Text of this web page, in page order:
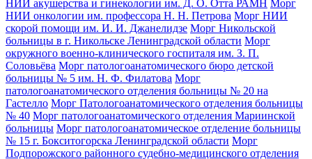
НИИ акушерства и гинекологии им. Д. О. Отта РАМН Морг
НИИ онкологии им. профессора Н. Н. Петрова Морг НИИ
скорой помощи им. И. И. Джанелидзе Морг Никольской
больницы в г. Никольске Ленинградской области Морг
окружного военно-клинического госпиталя им. З. П.
Соловьёва Морг патологоанатомического бюро детской
больницы № 5 им. Н. Ф. Филатова Морг
патологоанатомического отделения больницы № 20 на
Гастелло Морг Патологоанатомического отделения больницы
№ 40 Морг патологоанатомического отделения Мариинской
больницы Морг патологоанатомическое отделение больницы
№ 15 г. Бокситогорска Ленинградской области Морг
Подпорожского районного судебно-медицинского отделения